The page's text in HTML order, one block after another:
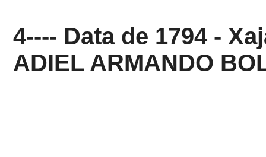
4---- Data de 1794 -
ADIEL ARMANDO